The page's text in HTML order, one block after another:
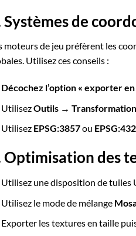
Systèmes de
moteurs de jeu préfèrent les
Utilisez ces conseils :
Décochez l’option « exporter
UtilisezOutils →
Utilisez EPSG:3857ou
Optimisation des
Utilisez une disposition de tuiles
Utilisez le mode de mélange
Exporter les textures en taille